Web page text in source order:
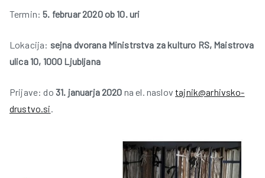
Termin:5. februar 2020 ob 10. uri
Lokacija: sejna dvorana Ministrstva za kulturo RS, Maistrova
ulica 10, 1000 Ljubljana
Prijave: do 31. januarja 2020 na el. naslovtajnik@arhivsko-
drustvo.si.